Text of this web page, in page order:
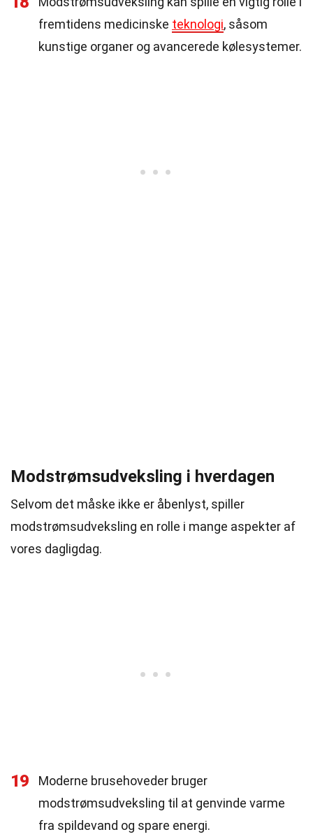
fremtidens medicinske teknologi, såsom
kunstige organer og avancerede kølesystemer.
Modstrømsudveksling i hverdagen
Selvom det måske ikke er åbenlyst, spiller
modstrømsudveksling en rolle i mange aspekter af
vores dagligdag.
19
Moderne brusehoveder bruger
modstrømsudveksling til at genvinde varme
fra spildevand og spare energi.